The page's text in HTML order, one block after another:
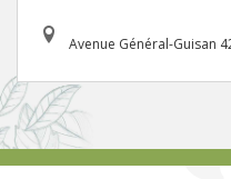
Avenue Général-Guisan